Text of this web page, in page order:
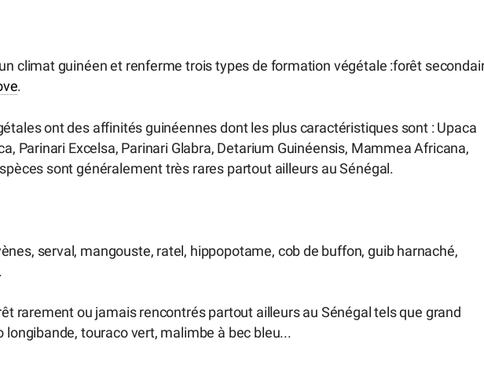
climat guinéen et renferme trois types de formation végétale :forêt
.
ont des affinités guinéennes dont les plus caractéristiques sont : Upaca
Parinari Excelsa, Parinari Glabra, Detarium Guinéensis, Mammea Africana,
sont généralement très rares partout ailleurs au Sénégal.
serval, mangouste, ratel, hippopotame, cob de buffon, guib harnaché,
rarement ou jamais rencontrés partout ailleurs au Sénégal tels que grand
longibande, touraco vert, malimbe à bec bleu...